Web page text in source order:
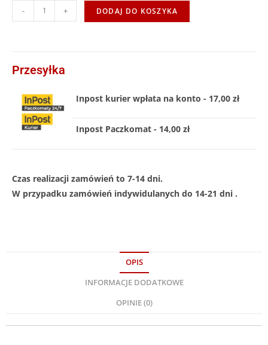
- + DODAJ DO KOSZYKA
Przesyłka
Inpost kurier wpłata na konto - 17,00 zł
Inpost Paczkomat - 14,00 zł
Czas realizacji zamówień to 7-14 dni.
W przypadku zamówień indywidulanych do 14-21 dni .
OPIS
INFORMACJE DODATKOWE
OPINIE (0)